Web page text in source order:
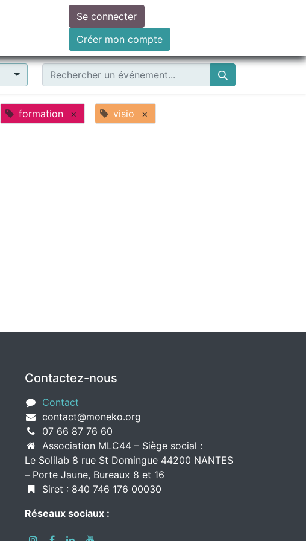
Faire un don
Se connecter
Créer mon compte
formation × visio ×
Contactez-nous
Contact
contact@moneko.org
07 66 87 76 60
Association MLC44 – Siège social :
Le Solilab 8 rue St Domingue 44200 NANTES
– Porte Jaune, Bureaux 8 et 16
Siret : 840 746 176 00030
Réseaux sociaux :